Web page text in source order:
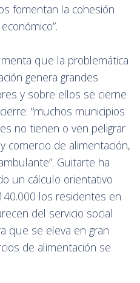
fomentan la cohesión
que la problemática
genera grandes
y sobre ellos se cierne
“muchos municipios
no tienen o ven peligrar
comercio de alimentación,
Guitarte ha
un cálculo orientativo
los residentes en
del servicio social
que se eleva en gran
de alimentación se